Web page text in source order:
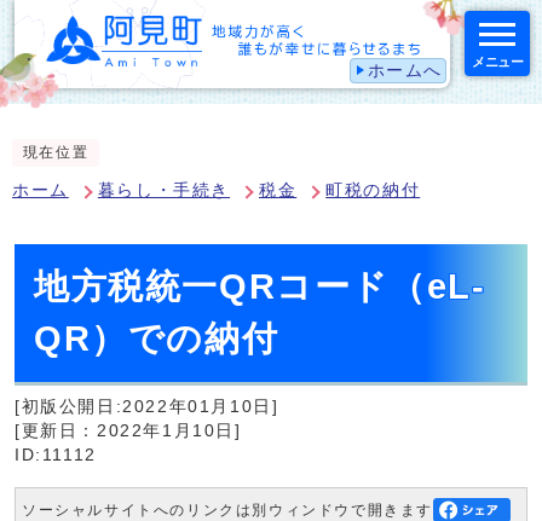
ホームへ メニュー
現在位置
ホーム 暮らし・手続き 税金 町税の納付
地方税統一QRコード（eL-
QR）での納付
[初版公開日:2022年01月10日]
[更新日：2022年1月10日]
ID:11112
ソーシャルサイトへのリンクは別ウィンドウで開きます